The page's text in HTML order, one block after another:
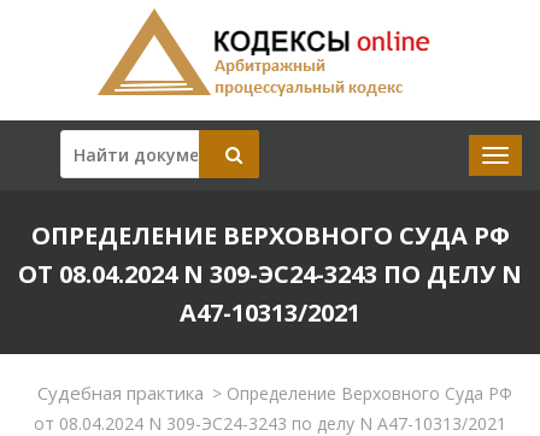
ОПРЕДЕЛЕНИЕ ВЕРХОВНОГО СУДА РФ
ОТ 08.04.2024 N 309-ЭС24-3243 ПО ДЕЛУ N
А47-10313/2021
Судебная практика >Определение Верховного Суда РФ
от 08.04.2024 N 309-ЭС24-3243 по делу N А47-10313/2021